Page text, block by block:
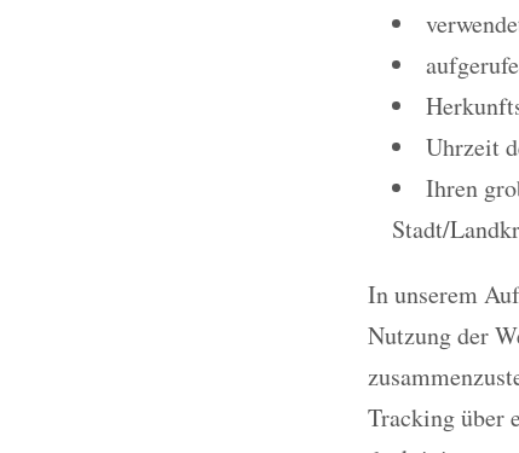
Uhrzeit
Ihren
Stadt/
In unserem
Nutzung der
Tracking über